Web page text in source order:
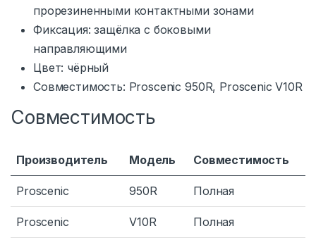
прорезиненными контактными зонами
Фиксация: защёлка с боковыми
направляющими
Цвет: чёрный
Совместимость: Proscenic 950R, Proscenic V10R
Совместимость
Производитель Модель Совместимость
Proscenic 950R Полная
Proscenic V10R Полная